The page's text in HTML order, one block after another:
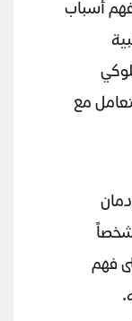
أسباب
مع
شخصاً
فهم